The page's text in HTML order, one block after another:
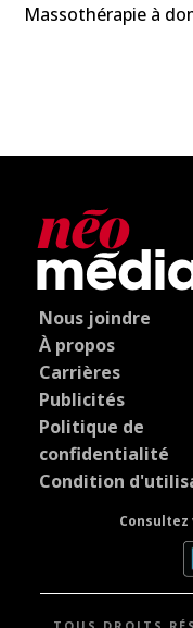
Massothérapie à
Nous joindre
À propos
Carrières
Publicités
Politique de
confidentialité
Condition